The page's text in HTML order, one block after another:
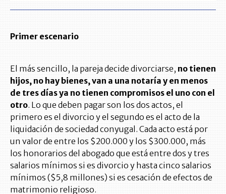
Primer escenario
El más sencillo, la pareja decide divorciarse, no tienen
hijos, no hay bienes, van a una notaría y en menos
de tres días ya no tienen compromisos el uno con el
otro. Lo que deben pagar son los dos actos, el
primero es el divorcio y el segundo es el acto de la
liquidación de sociedad conyugal. Cada acto está por
un valor de entre los $200.000 y los $300.000, más
los honorarios del abogado que está entre dos y tres
salarios mínimos si es divorcio y hasta cinco salarios
mínimos ($5,8 millones) si es cesación de efectos de
matrimonio religioso.